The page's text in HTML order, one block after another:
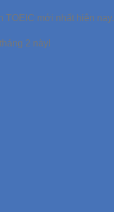
TOEIC mới nhất hiện nay.
2 này!